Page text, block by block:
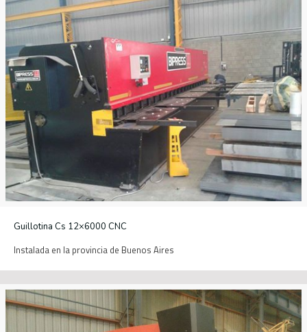
Guillotina Cs 12×6000 CNC
Instalada en la provincia de Buenos Aires